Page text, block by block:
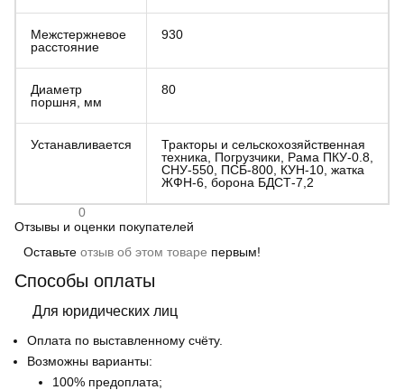
Межстержневое
расстояние
930
Диаметр
поршня, мм
80
Устанавливается
Тракторы и сельскохозяйственная
техника, Погрузчики, Рама ПКУ-0.8,
СНУ-550, ПСБ-800, КУН-10, жатка
ЖФН-6, борона БДСТ-7,2
0
Отзывы и оценки покупателей
Оставьте отзыв об этом товаре первым!
Способы оплаты
Для юридических лиц
Оплата по выставленному счёту.
Возможны варианты:
100% предоплата;